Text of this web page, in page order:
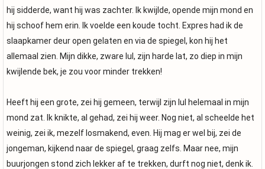
hij sidderde, want hij was zachter. Ik kwijlde, opende mijn mond en
hij schoof hem erin. Ik voelde een koude tocht. Expres had ik de
slaapkamer deur open gelaten en via de spiegel, kon hij het
allemaal zien. Mijn dikke, zware lul, zijn harde lat, zo diep in mijn
kwijlende bek, je zou voor minder trekken!
Heeft hij een grote, zei hij gemeen, terwijl zijn lul helemaal in mijn
mond zat. Ik knikte, al gehad, zei hij weer. Nog niet, al scheelde het
weinig, zei ik, mezelf losmakend, even. Hij mag er wel bij, zei de
jongeman, kijkend naar de spiegel, graag zelfs. Maar nee, mijn
buurjongen stond zich lekker af te trekken, durft nog niet, denk ik.